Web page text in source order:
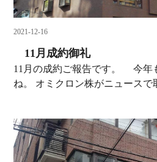
2021-12-16
11月成約御礼
11月の成約ご報告です。 今年
ね。 オミクロン株がニュースで